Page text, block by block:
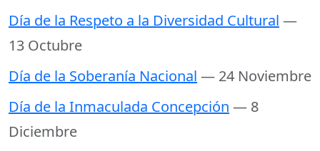
Día de la Respeto a la Diversidad Cultural —
13 Octubre
Día de la Soberanía Nacional — 24 Noviembre
Día de la Inmaculada Concepción — 8
Diciembre